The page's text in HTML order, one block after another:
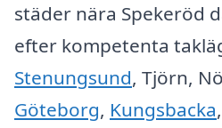
städer nära Spekeröd
efter kompetenta
Stenungsund, Tjörn,
Göteborg, Kungsbacka